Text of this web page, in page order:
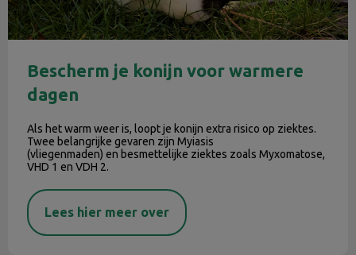
Bescherm je konijn voor warmere
dagen
Als het warm weer is, loopt je konijn extra risico op ziektes.
Twee belangrijke gevaren zijn Myiasis
(vliegenmaden) en besmettelijke ziektes zoals Myxomatose,
VHD 1 en VDH 2.
Lees hier meer over